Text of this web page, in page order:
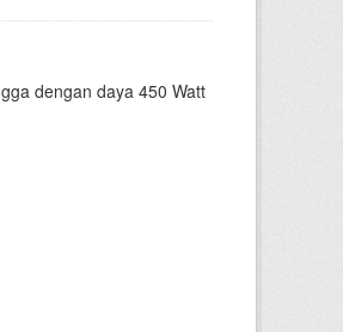
dengan daya 450 Watt